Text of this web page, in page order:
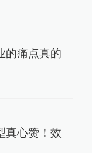
的痛点真的
真心赞！效